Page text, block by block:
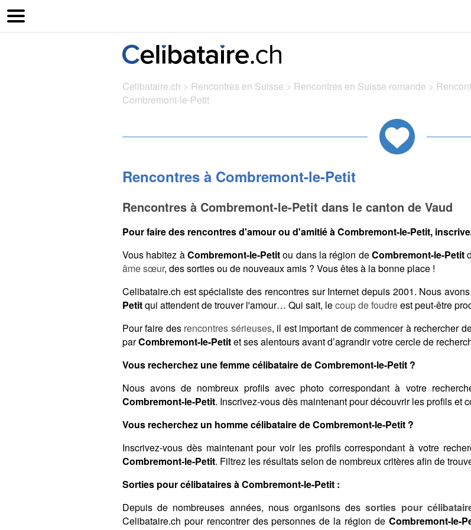
Celibataire.ch > Rencontres en Suisse > Rencontres en Suisse romande >
Combremont-le-Petit
Rencontres à Combremont-le-Petit
Rencontres à Combremont-le-Petit dans le canton de Vaud
Pour faire des rencontres d'amour ou d'amitié à Combremont-le-Petit,
Vous habitez àCombremont-le-Petitou dans la région deCombremont-le-Petit
âme sœur, des sorties ou de nouveaux amis ? Vous êtes à la bonne place !
Celibataire.ch est spécialiste des rencontres sur Internet depuis 2001. Nous
Petitqui attendent de trouver l'amour… Qui sait, lecoup de foudreest peut-être
Pour faire des rencontres sérieuses, il est important de commencer à rechercher
parCombremont-le-Petitet ses alentours avant d’agrandir votre cercle de
Vous recherchez une femme célibataire de Combremont-le-Petit ?
Nous avons de nombreux profils avec photo correspondant à votre
Combremont-le-Petit. Inscrivez-vous dès maintenant pour découvrir les profils et
Vous recherchez un homme célibataire de Combremont-le-Petit ?
Inscrivez-vous dès maintenant pour voir les profils correspondant à votre
Combremont-le-Petit. Filtrez les résultats selon de nombreux critères afin de
Sorties pour célibataires à Combremont-le-Petit :
Depuis de nombreuses années, nous organisons dessorties pour
Celibataire.ch pour rencontrer des personnes de la région de Combremont-le-